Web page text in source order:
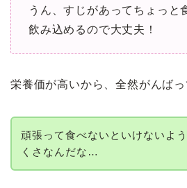
うん、すじがあってちょっと
飲み込めるので大丈夫！
栄養価が高いから、全然がんばっ
頑張って食べないといけないよ
くさなんだな…